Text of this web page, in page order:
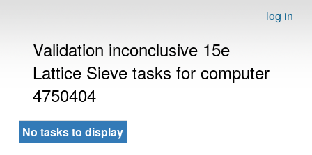
log in
Validation inconclusive 15e
Lattice Sieve tasks for computer
4750404
No tasks to display